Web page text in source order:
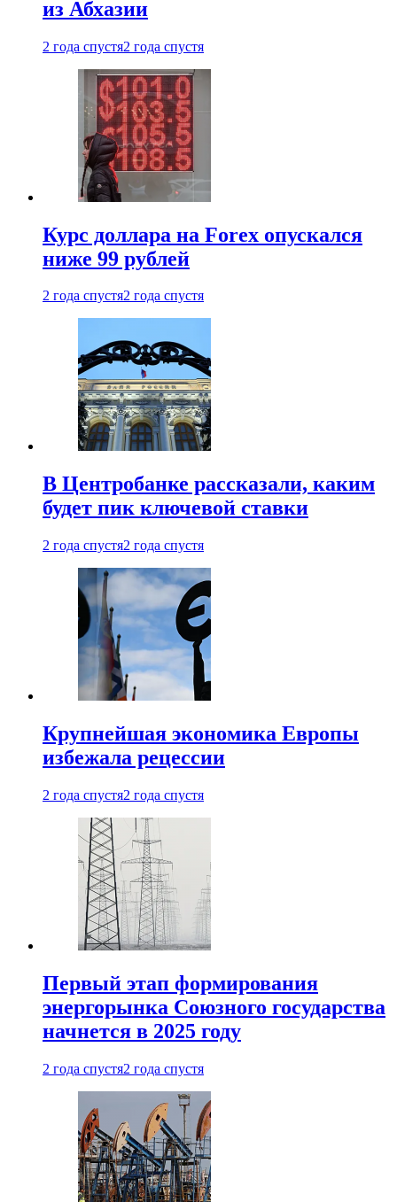
из Абхазии
2 года спустя2 года спустя
Курс доллара на Forex опускался
ниже 99 рублей
2 года спустя2 года спустя
В Центробанке рассказали, каким
будет пик ключевой ставки
2 года спустя2 года спустя
Крупнейшая экономика Европы
избежала рецессии
2 года спустя2 года спустя
Первый этап формирования
энергорынка Союзного государства
начнется в 2025 году
2 года спустя2 года спустя